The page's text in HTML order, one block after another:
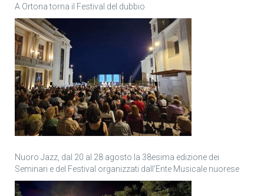
A Ortona torna il Festival del dubbio
Nuoro Jazz, dal 20 al 28 agosto la 38esima edizione dei
Seminari e del Festival organizzati dall’Ente Musicale nuorese